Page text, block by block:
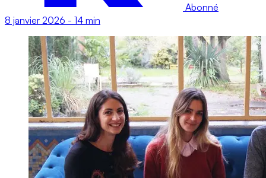
Abonné
8 janvier 2026 - 14 min